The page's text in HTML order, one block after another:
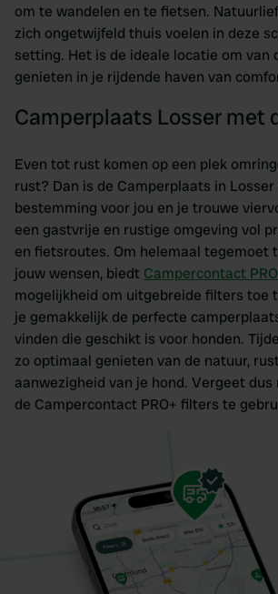
om te wandelen en te fietsen.
zich ongetwijfeld thuis voelen in deze
setting. Het is de ideale locatie om van
genieten in je rijdende haven van
Camperplaats Losser met
Even tot rust komen op een plek
rust? Dan is de Camperplaats in
bestemming voor jou en je trouwe
een gastvrije en rustige omgeving vol
en fietsroutes. Om helemaal tegemoet
jouw wensen, biedt Campercontact
mogelijkheid om uitgebreide filters toe
je gemakkelijk de perfecte
vinden die geschikt is voor honden.
zo optimaal genieten van de natuur,
aanwezigheid van je hond. Vergeet
de Campercontact PRO+ filters te